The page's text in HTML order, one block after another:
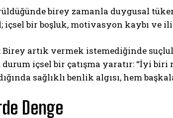
birey zamanla duygusal
bir boşluk, motivasyon kaybı ve
artık vermek istemediğinde
durum içsel bir çatışma yaratır: “İyi
sağlıklı benlik algısı, hem
Denge